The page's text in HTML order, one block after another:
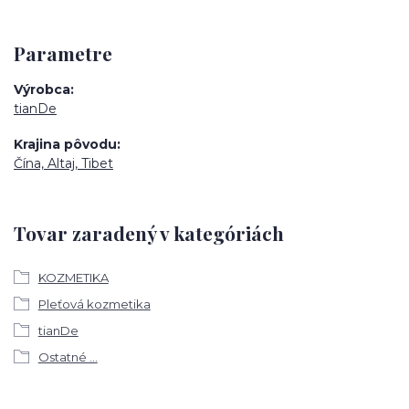
Parametre
Výrobca
tianDe
Krajina pôvodu
Čína, Altaj, Tibet
Tovar zaradený v kategóriách
KOZMETIKA
Pleťová kozmetika
tianDe
Ostatné ...